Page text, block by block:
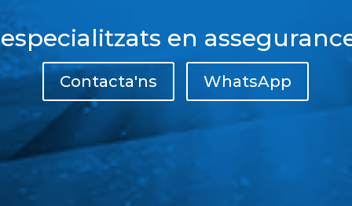
en
Contacta'ns WhatsApp